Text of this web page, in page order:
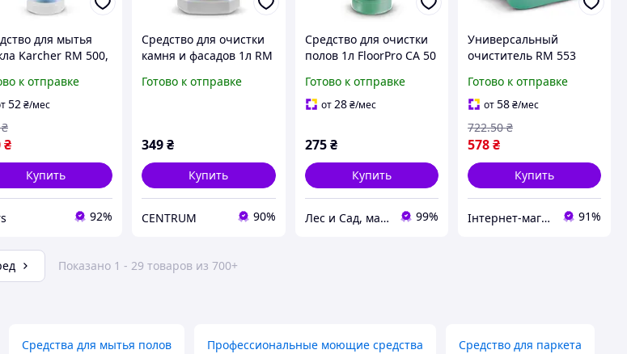
для мытья
Karcher RM 500,
к отправке
52₴/мес
₴
₴
Купить
92%
Средство для очистки
камня и фасадов 1л RM
Готово к отправке
349₴
Купить
CENTRUM 90%
Средство для очистки
полов 1л FloorPro CA 50
6.296-053.0
Готово к отправке
от28 ₴/мес
275 ₴
Купить
Лес и Сад, магазин инструментов и садово-парковой техники 99%
Универсальный
очиститель RM 553
Готово к отправке
от58₴/мес
578₴
722.50 ₴
Купить
Інтернет-магазин Clothes-Mall 91%
Показано 1 - 29 товаров из 700+
Средства для мытья полов Профессиональные моющие средства Средство для паркета